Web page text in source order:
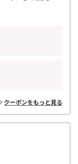
クーポンをもっと見る